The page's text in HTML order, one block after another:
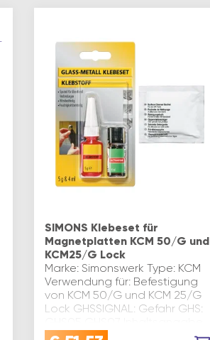
SIMONS Klebeset für
Magnetplatten KCM 50/G und
KCM25/G Lock
Marke: Simonswerk Type: KCM
Verwendung für: Befestigung
von KCM 50/G und KCM 25/G
Lock GHSSIGNAL: Gefahr GHS:
(ST): 1